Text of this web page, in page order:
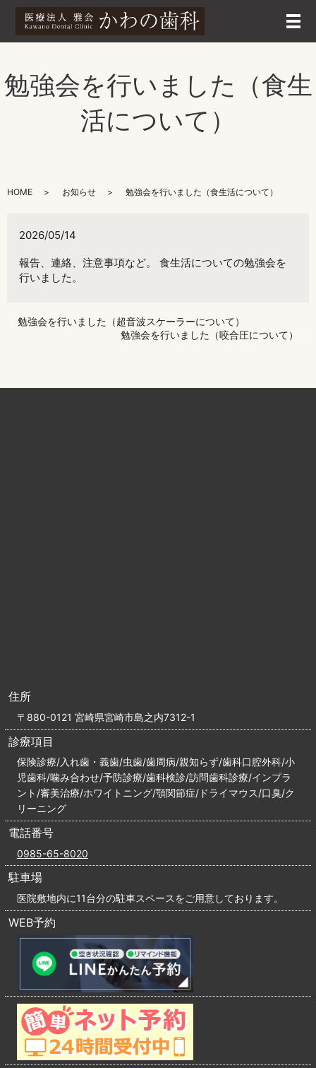
メ
勉強会を行いました（食生
活について）
HOME お知らせ 勉強会を行いました（食生活について）
2026/05/14
報告、連絡、注意事項など。 食生活についての勉強会を
行いました。
勉強会を行いました（超音波スケーラーについて）
勉強会を行いました（咬合圧について）
住所
〒880-0121 宮崎県宮崎市島之内7312-1
診療項目
保険診療/入れ歯・義歯/虫歯/歯周病/親知らず/歯科口腔外科/小
児歯科/噛み合わせ/予防診療/歯科検診/訪問歯科診療/インプラ
ント/審美治療/ホワイトニング/顎関節症/ドライマウス/口臭/ク
リーニング
電話番号
0985-65-8020
駐車場
医院敷地内に11台分の駐車スペースをご用意しております。
WEB予約